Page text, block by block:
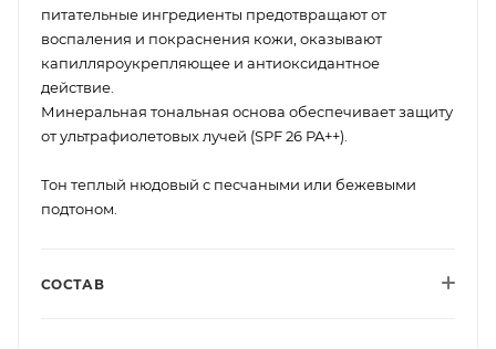
питательные ингредиенты предотвращают от
воспаления и покраснения кожи, оказывают
капилляроукрепляющее и антиоксидантное
действие.
Минеральная тональная основа обеспечивает защиту
от ультрафиолетовых лучей (SPF 26 PA++).
Тон теплый нюдовый с песчаными или бежевыми
подтоном.
СОСТАВ